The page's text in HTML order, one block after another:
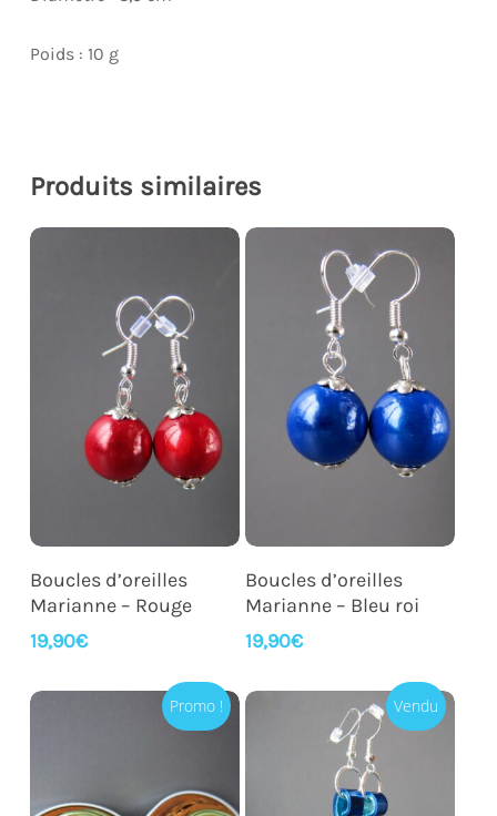
Poids : 10 g
Produits similaires
Ajouter Au Panier
Boucles d’oreilles
Marianne – Rouge
19,90€
Ajouter Au Panier
Boucles d’oreilles
Marianne – Bleu roi
19,90€
Promo ! Vendu